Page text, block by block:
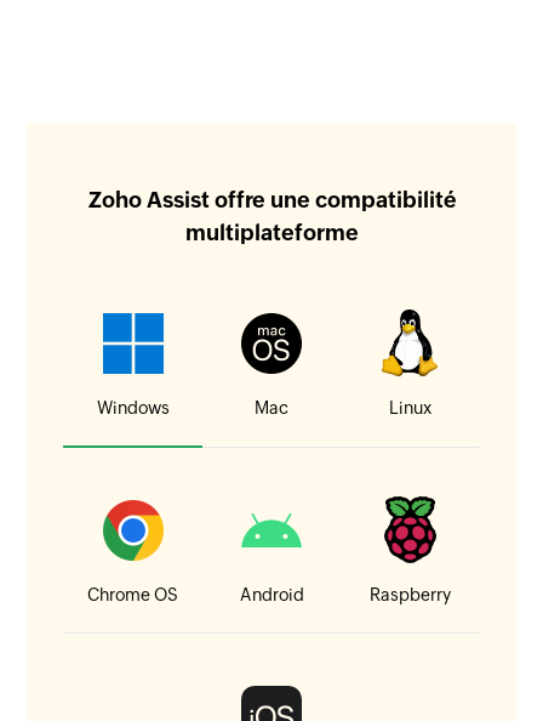
Zoho Assist offre une compatibilité
multiplateforme
Windows Mac Linux
Chrome OS Android Raspberry